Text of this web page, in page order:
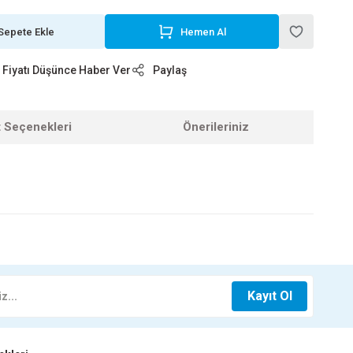
Ekle Hemen Al
Fiyatı Düşünce Haber Ver Paylaş
Seçenekleri Önerileriniz
115MM KTX-3349
TL
Kayıt Ol